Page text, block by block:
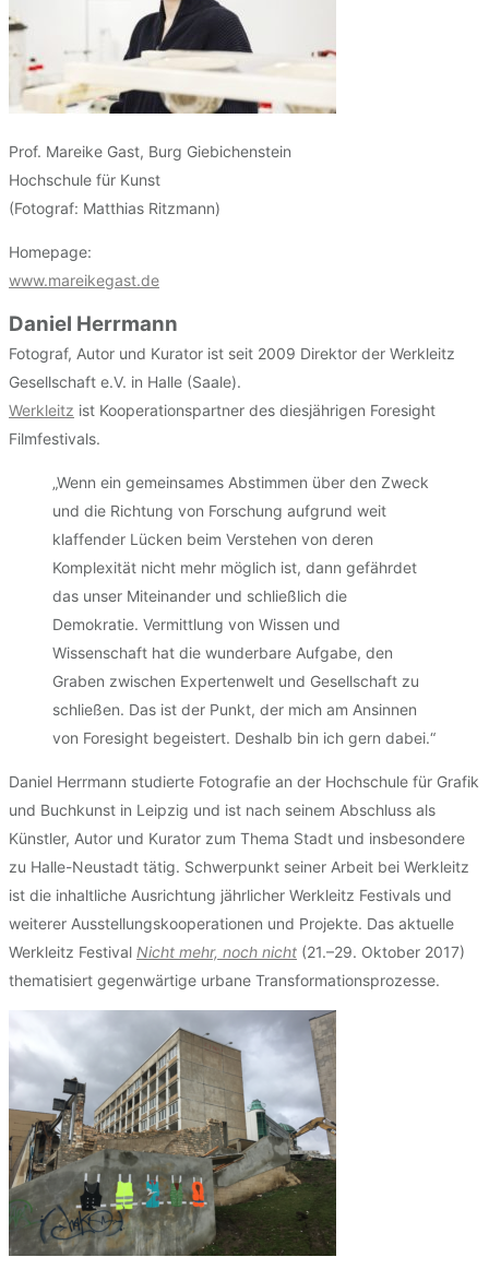
Prof. Mareike Gast, Burg Giebichenstein
Hochschule für Kunst
(Fotograf: Matthias Ritzmann)
Homepage:
www.mareikegast.de
Daniel Herrmann
Fotograf, Autor und Kurator ist seit 2009 Direktor der Werkleitz
Gesellschaft e.V. in Halle (Saale).
Werkleitz ist Kooperationspartner des diesjährigen Foresight
Filmfestivals.
„Wenn ein gemeinsames Abstimmen über den Zweck
und die Richtung von Forschung aufgrund weit
klaffender Lücken beim Verstehen von deren
Komplexität nicht mehr möglich ist, dann gefährdet
das unser Miteinander und schließlich die
Demokratie. Vermittlung von Wissen und
Wissenschaft hat die wunderbare Aufgabe, den
Graben zwischen Expertenwelt und Gesellschaft zu
schließen. Das ist der Punkt, der mich am Ansinnen
von Foresight begeistert. Deshalb bin ich gern dabei.“
Daniel Herrmann studierte Fotografie an der Hochschule für Grafik
und Buchkunst in Leipzig und ist nach seinem Abschluss als
Künstler, Autor und Kurator zum Thema Stadt und insbesondere
zu Halle-Neustadt tätig. Schwerpunkt seiner Arbeit bei Werkleitz
ist die inhaltliche Ausrichtung jährlicher Werkleitz Festivals und
weiterer Ausstellungskooperationen und Projekte. Das aktuelle
Werkleitz Festival Nicht mehr, noch nicht (21.–29. Oktober 2017)
thematisiert gegenwärtige urbane Transformationsprozesse.